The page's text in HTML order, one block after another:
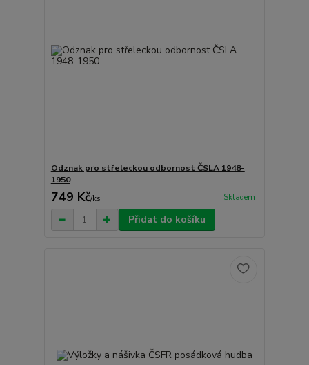
Odznak pro střeleckou odbornost ČSLA 1948-
1950
749 Kč/ks Skladem
Přidat do košíku